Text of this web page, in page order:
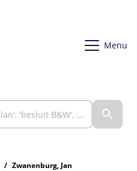
Menu
Zwanenburg, Jan